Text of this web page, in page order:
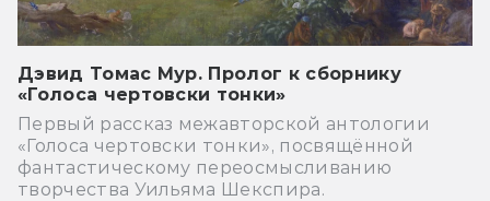
Дэвид Томас Мур. Пролог к сборнику
«Голоса чертовски тонки»
Первый рассказ межавторской антологии
«Голоса чертовски тонки», посвящённой
фантастическому переосмысливанию
творчества Уильяма Шекспира.